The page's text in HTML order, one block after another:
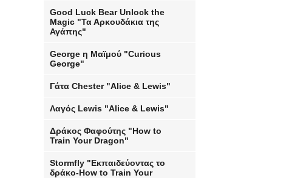
Good Luck Bear Unlock the
Magic "Τα Αρκουδάκια της
Αγάπης"
George η Μαϊμού "Curious
George"
Γάτα Chester "Alice & Lewis"
Λαγός Lewis "Alice & Lewis"
Δράκος Φαφούτης "How to
Train Your Dragon"
Stormfly "Εκπαιδεύοντας το
δράκο-How to Train Your